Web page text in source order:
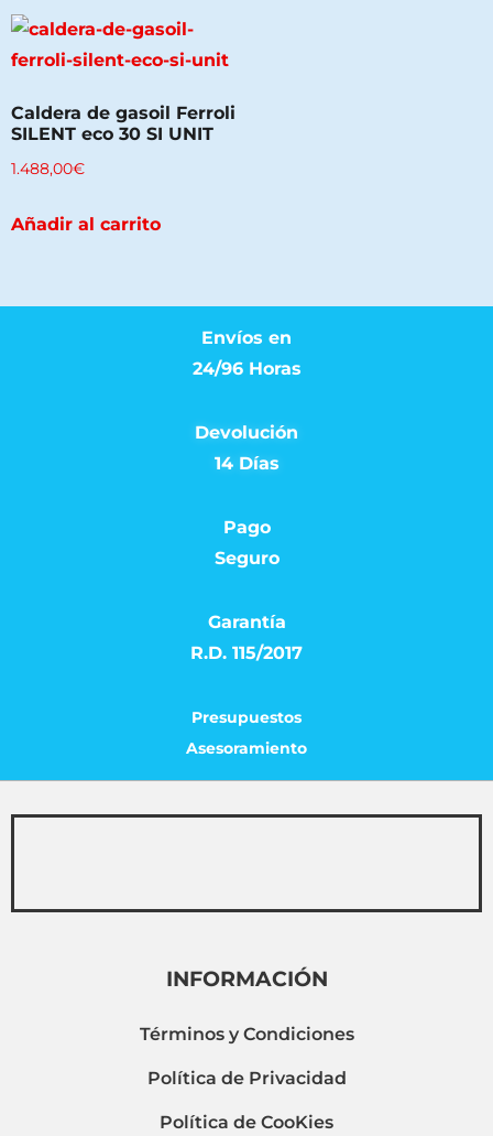
Caldera de gasoil Ferroli
SILENT eco 30 SI UNIT
1.488,00€
Añadir al carrito
Envíos en
24/96 Horas
Devolución
14 Días
Pago
Seguro
Garantía
R.D. 115/2017
Presupuestos
Asesoramiento
INFORMACIÓN
Términos y Condiciones
Política de Privacidad
Política de CooKies